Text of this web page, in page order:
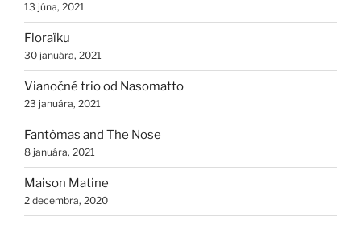
13 júna, 2021
Floraïku
30 januára, 2021
Vianočné trio od Nasomatto
23 januára, 2021
Fantômas and The Nose
8 januára, 2021
Maison Matine
2 decembra, 2020